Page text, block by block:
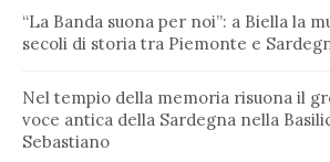
“La Banda suona per noi”: a Biella la
secoli di storia tra Piemonte e
Nel tempio della memoria risuona il
voce antica della Sardegna nella
Sebastiano